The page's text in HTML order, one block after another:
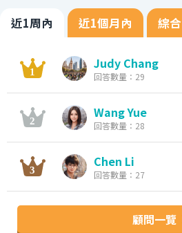
近1周內 近1個月內 綜合
Judy Chang
回答數量：29
Wang Yue
回答數量：28
Chen Li
回答數量：27
顧問一覽